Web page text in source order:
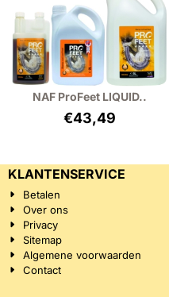
NAF ProFeet LIQUID..
€43,49
KLANTENSERVICE
Betalen
Over ons
Privacy
Sitemap
Algemene voorwaarden
Contact